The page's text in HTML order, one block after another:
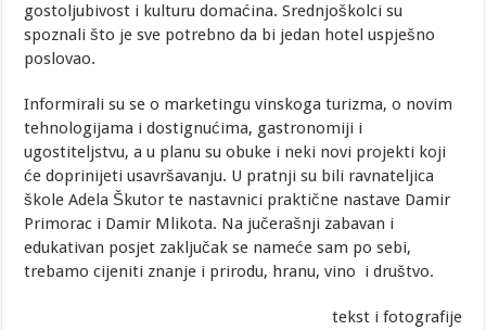
gostoljubivost i kulturu domaćina. Srednjoškolci su
spoznali što je sve potrebno da bi jedan hotel uspješno
poslovao.
Informirali su se o marketingu vinskoga turizma, o novim
tehnologijama i dostignućima, gastronomiji i
ugostiteljstvu, a u planu su obuke i neki novi projekti koji
će doprinijeti usavršavanju. U pratnji su bili ravnateljica
škole Adela Škutor te nastavnici praktične nastave Damir
Primorac i Damir Mlikota. Na jučerašnji zabavan i
edukativan posjet zaključak se nameće sam po sebi,
trebamo cijeniti znanje i prirodu, hranu, vino i društvo.
tekst i fotografije